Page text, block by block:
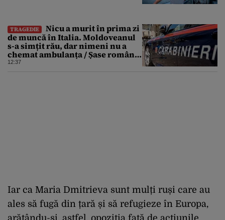
TRAGEDIE
Nicu a murit în prima zi
de muncă în Italia. Moldoveanul
s-a simțit rău, dar nimeni nu a
chemat ambulanța / Șase români,
anchetați
12:37
Iar ca Maria Dmitrieva sunt mulți ruși care au
ales să fugă din țară și să refugieze în Europa,
arătându-și, astfel, opoziția față de acțiunile